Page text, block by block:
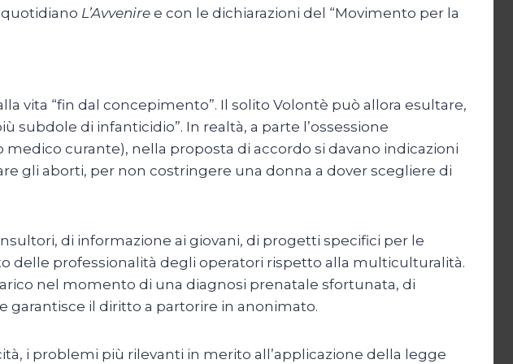
L’Avvenire e con le dichiarazioni del “Movimento per la
vita “fin dal concepimento”. Il solito Volontè può allora esultare,
di infanticidio”. In realtà, a parte l’ossessione
curante), nella proposta di accordo si davano indicazioni
gli aborti, per non costringere una donna a dover scegliere di
di informazione ai giovani, di progetti specifici per le
delle professionalità degli operatori rispetto alla multiculturalità.
nel momento di una diagnosi prenatale sfortunata, di
il diritto a partorire in anonimato.
i problemi più rilevanti in merito all’applicazione della legge